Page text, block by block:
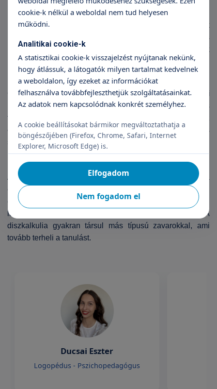
szorongás átélése matematikai helyzetekben.
Különösen nehézséget okoz a szöveges feladatok
értelmezése, azok számfeladattá alakítása és
megoldása, továbbá gyakran hibás stratégiák
jelennek meg a számítások során, főleg összetett,
többlépéses feladatok esetén.
Összességében a diszkalkulia nem csupán iskolai
nehézségeket jelent, hanem a mindennapi élet számos
területén is kihívásokat okoz, és komoly hatással lehet az
érintett személy önbizalmára, tanulási motivációjára és
szorongásszintjére is.
A számfogalom, a műveleti készségek, a munkamemória
és az esetleges társuló tényezők felmérésére fókuszál
elsősorban. Fontos kizárni más okokat is (például
látás
hallás problémák, tartós oktatási hiányosságok). A
diszkalkulia gyakran társul más típusú zavarokkal, ami
tovább terheli a tanulást.
Ducsai Eszter
Logopédus - Pszichopedagógus
cookie-k nélkül a weboldal nem tud helyesen
működni.
Analitikai cookie-k
A statisztikai cookie-k visszajelzést nyújtanak nekünk,
hogy átlássuk, a látogatók milyen tartalmat kedvelnek
a weboldalon, így ezeket az információkat
felhasználva továbbfejleszthetjük szolgáltatásainkat.
Az adatok nem kapcsolódnak konkrét személyhez.
A cookie beállításokat bármikor megváltoztathatja a
böngészőjében (Firefox, Chrome, Safari, Internet
Explorer, Microsoft Edge) is.
Nem fogadom el
Elfogadom